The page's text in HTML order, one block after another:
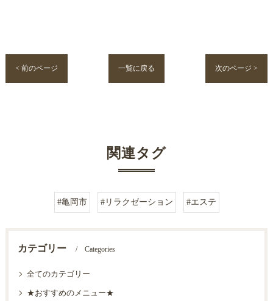
< 前のページ 一覧に戻る 次のページ >
関連タグ
#亀岡市 #リラクゼーション #エステ
カテゴリー Categories
全てのカテゴリー
★おすすめのメニュー★